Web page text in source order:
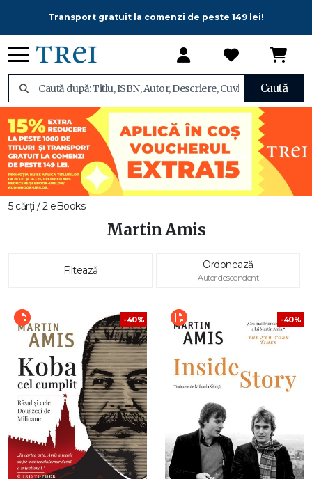
Transport gratuit la comenzi de peste 149 lei!
Caută
5 cărți / 2 eBooks
Martin Amis
Filtează Ordonează
Autor descendent
-40% -40%